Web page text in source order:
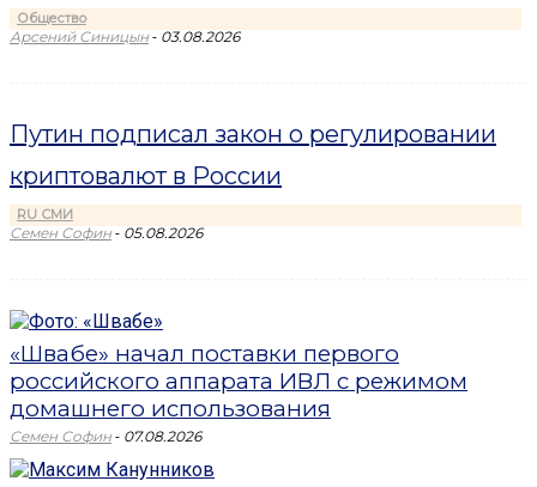
Общество
Арсений Синицын - 03.08.2026
Путин подписал закон о регулировании
криптовалют в России
RU СМИ
Семен Софин - 05.08.2026
«Швабе» начал поставки первого
российского аппарата ИВЛ с режимом
домашнего использования
Семен Софин - 07.08.2026